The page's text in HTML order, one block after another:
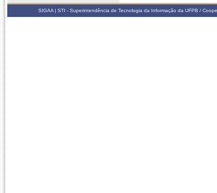
SIGAA | STI - Superintendência de Tecnologia da Informação da UFPB /